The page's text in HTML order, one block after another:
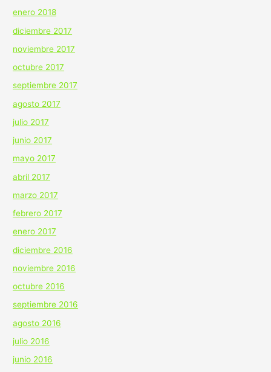
enero 2018
diciembre 2017
noviembre 2017
octubre 2017
septiembre 2017
agosto 2017
julio 2017
junio 2017
mayo 2017
abril 2017
marzo 2017
febrero 2017
enero 2017
diciembre 2016
noviembre 2016
octubre 2016
septiembre 2016
agosto 2016
julio 2016
junio 2016